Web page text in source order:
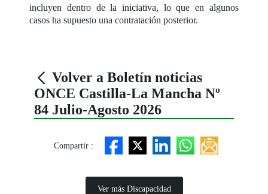
incluyen dentro de la iniciativa, lo que en algunos
casos ha supuesto una contratación posterior.
Volver a Boletín noticias
ONCE Castilla-La Mancha Nº
84 Julio-Agosto 2026
Compartir :
Ver más Discapacidad